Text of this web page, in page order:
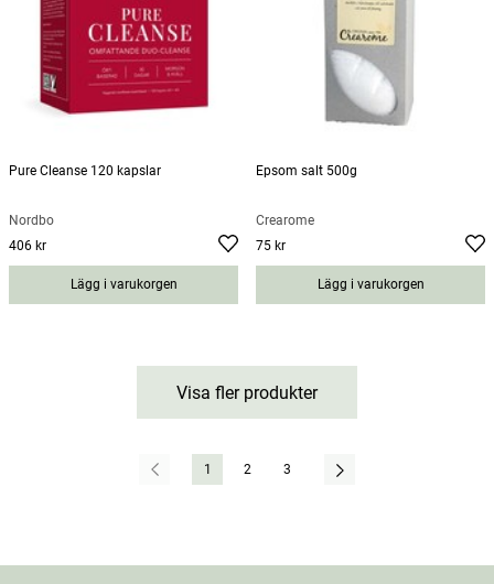
Pure Cleanse 120 kapslar
Nordbo
Pris:
406 kr
Lägg i varukorgen
Epsom salt 500g
Crearome
Pris
75 kr
Lägg i varukorgen
Visa fler produkter
1 2 3